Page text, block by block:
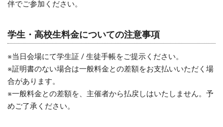
伴でご参加ください。
学生・高校生料金についての注意事項
※当日会場にて学生証 / 生徒手帳をご提示ください。
※証明書のない場合は一般料金との差額をお支払いいただく場
合があります。
※一般料金との差額を、主催者から払戻しはいたしません。予
めご了承ください。